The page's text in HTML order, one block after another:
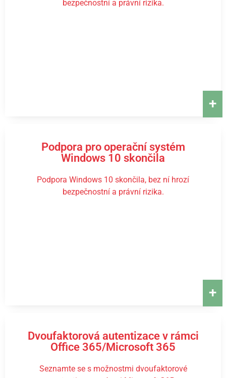
bezpečnostní a právní rizika.
+
Podpora pro operační systém
Windows 10 skončila
Podpora Windows 10 skončila, bez ní hrozí
bezpečnostní a právní rizika.
+
Dvoufaktorová autentizace v rámci
Office 365/Microsoft 365
Seznamte se s možnostmi dvoufaktorové